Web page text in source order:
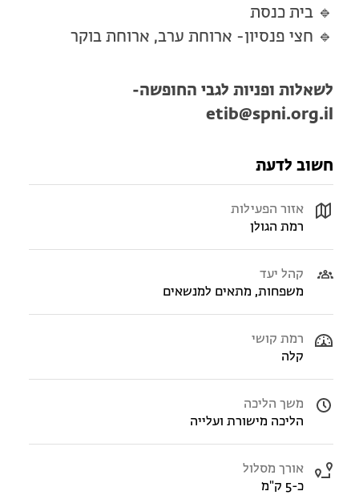
🔹 בית כנסת
🔹 חצי פנסיון- ארוחת ערב, ארוחת בוקר
לשאלות ופניות לגבי החופשה-
etib@spni.org.il
חשוב לדעת
אזור הפעילות
רמת הגולן
קהל יעד
משפחות, מתאים למנשאים
רמת קושי
קלה
משך הליכה
הליכה מישורת ועלייה
אורך מסלול
כ-5 ק"מ